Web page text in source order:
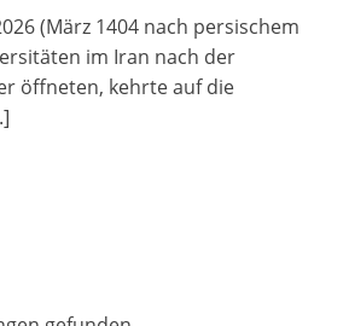
(März 1404 nach persischem
im Iran nach der
öffneten, kehrte auf die